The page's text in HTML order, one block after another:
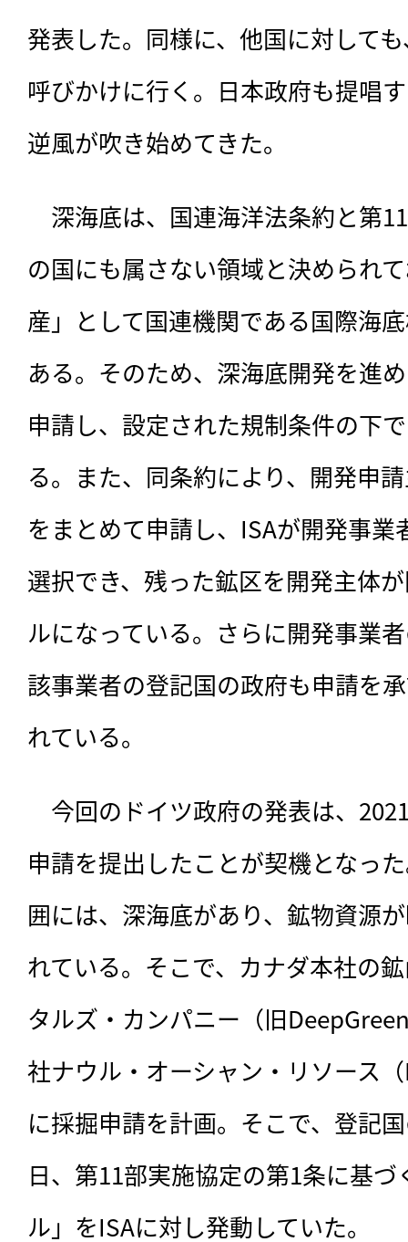
発表した。同様に、他国に対して
呼びかけに行く。日本政府も提唱
逆風が吹き始めてきた。
深海底は、 国連海洋法条約と第
の国にも属さない領域と決められ
産」として国連機関である国際海
ある。そのため、深海底開発を進
申請し、設定された規制条件の下
る。また、同条約により、開発申
をまとめて申請し、ISAが開発事業
選択でき、残った鉱区を開発主体
ルになっている。さらに開発事業
該事業者の登記国の政府も申請を
れている。
今回のドイツ政府の発表は、
申請を提出したことが契機となっ
囲には、深海底があり、鉱物資源
れている。そこで、カナダ本社の
タルズ・カンパニー（旧
社ナウル・オーシャン・リソース
に採掘申請を計画。そこで、登記
日、第11部実施協定の第1条に基
ル」をISAに対し発動していた。